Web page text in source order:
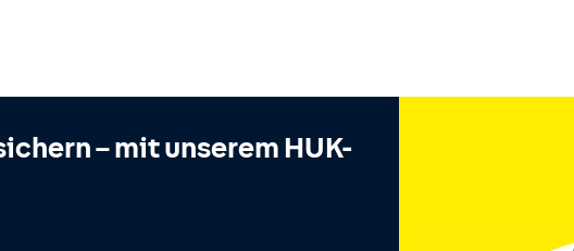
– mit unserem HUK-